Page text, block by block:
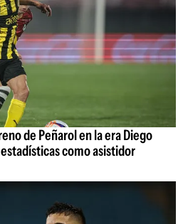
de Peñarol en la era Diego
como asistidor